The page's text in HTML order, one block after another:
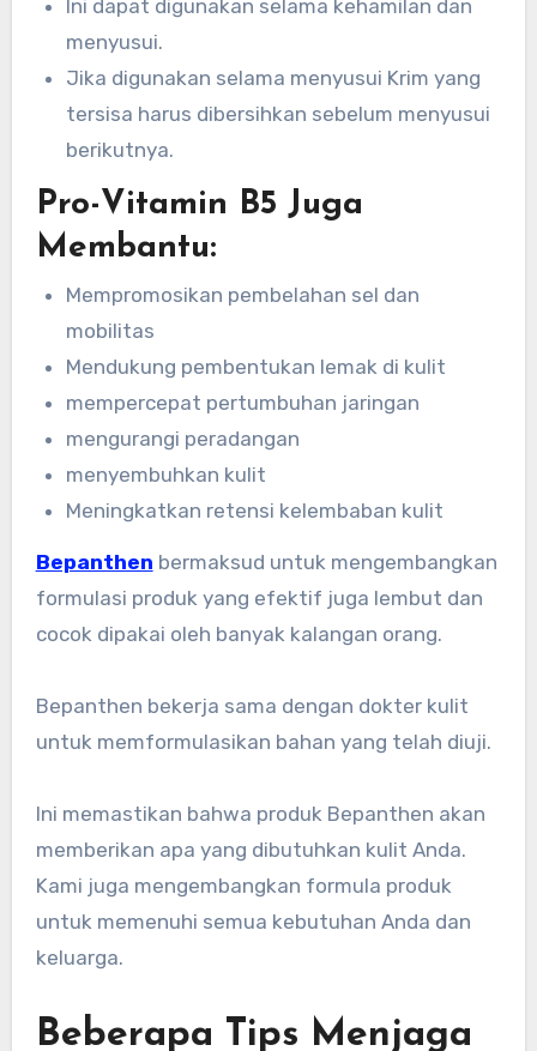
Ini dapat digunakan selama kehamilan dan
menyusui.
Jika digunakan selama menyusui Krim yang
tersisa harus dibersihkan sebelum menyusui
berikutnya.
Pro-Vitamin B5 Juga
Membantu:
Mempromosikan pembelahan sel dan
mobilitas
Mendukung pembentukan lemak di kulit
mempercepat pertumbuhan jaringan
mengurangi peradangan
menyembuhkan kulit
Meningkatkan retensi kelembaban kulit
Bepanthen bermaksud untuk mengembangkan
formulasi produk yang efektif juga lembut dan
cocok dipakai oleh banyak kalangan orang.
Bepanthen bekerja sama dengan dokter kulit
untuk memformulasikan bahan yang telah diuji.
Ini memastikan bahwa produk Bepanthen akan
memberikan apa yang dibutuhkan kulit Anda.
Kami juga mengembangkan formula produk
untuk memenuhi semua kebutuhan Anda dan
keluarga.
Beberapa Tips Menjaga